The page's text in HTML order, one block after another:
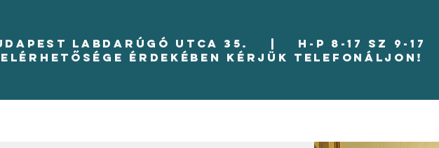
LABDARÚGÓ UTCA 35. | H-P 8-17 Sz 9-17
elérhetősége érdekében kérjük telefonáljon!